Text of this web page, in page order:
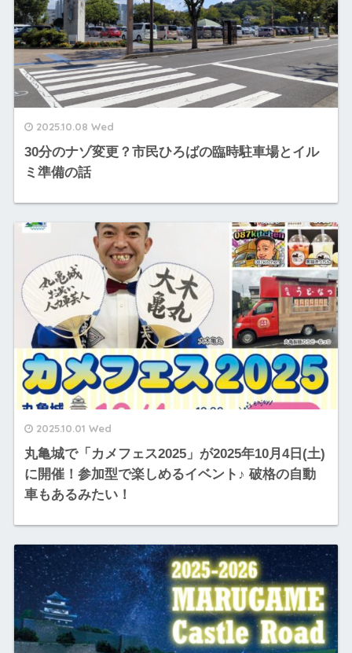
2025.10.08 Wed
30分のナゾ変更？市民ひろばの臨時駐車場とイル
ミ準備の話
2025.10.01 Wed
丸亀城で「カメフェス2025」が2025年10月4日(土)
に開催！参加型で楽しめるイベント♪ 破格の自動
車もあるみたい！